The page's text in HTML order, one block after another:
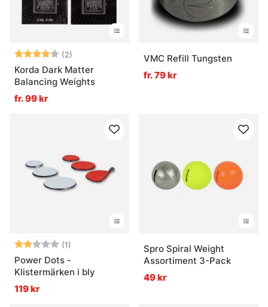
Betyg: (2)
4.0 utav 5 stjärnor
Korda Dark Matter
Balancing Weights
fr. 99 kr
VMC Refill Tungsten
fr. 79 kr
Betyg: (1)
2.0 utav 5 stjärnor
Power Dots -
Klistermärken i bly
119 kr
Spro Spiral Weight
Assortiment 3-Pack
49 kr